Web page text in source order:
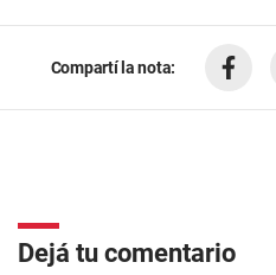
Compartí la nota:
Dejá tu comentario